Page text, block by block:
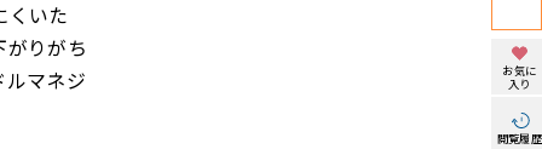
くいた
りがち
マネジ
お気に
入り
閲覧履歴